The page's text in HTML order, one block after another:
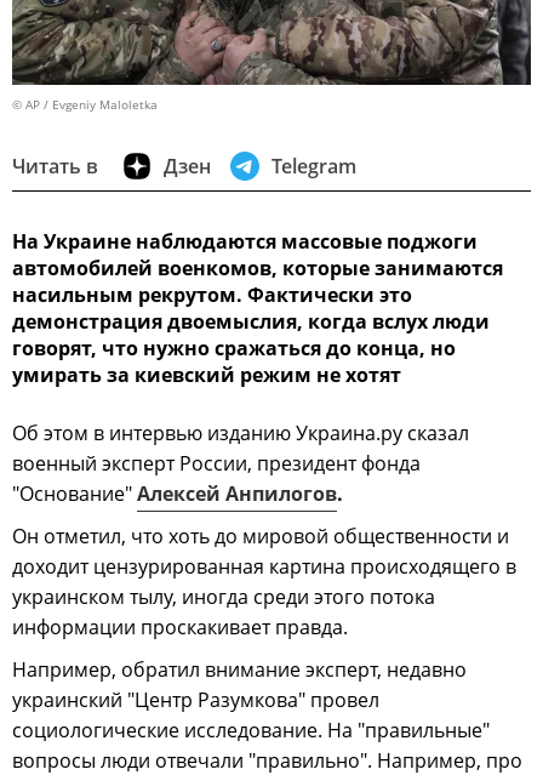
© AP / Evgeniy Maloletka
Читать в Дзен Telegram
На Украине наблюдаются массовые поджоги
автомобилей военкомов, которые занимаются
насильным рекрутом. Фактически это
демонстрация двоемыслия, когда вслух люди
говорят, что нужно сражаться до конца, но
умирать за киевский режим не хотят
Об этом в интервью изданию Украина.ру сказал
военный эксперт России, президент фонда
"Основание"Алексей Анпилогов.
Он отметил, что хоть до мировой общественности и
доходит цензурированная картина происходящего в
украинском тылу, иногда среди этого потока
информации проскакивает правда.
Например, обратил внимание эксперт, недавно
украинский "Центр Разумкова" провел
социологические исследование. На "правильные"
вопросы люди отвечали "правильно". Например, про